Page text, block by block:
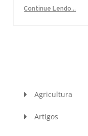
Continue Lendo...
Agricultura
Artigos